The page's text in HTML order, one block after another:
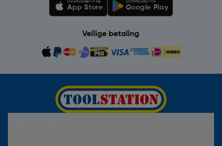
Downloaden in de
App Store
DOWNLOAD VIA
Google Play
Veilige betaling